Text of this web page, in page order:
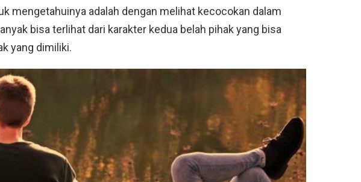
mengetahuinya adalah dengan melihat kecocokan dalam
bisa terlihat dari karakter kedua belah pihak yang bisa
yang dimiliki.